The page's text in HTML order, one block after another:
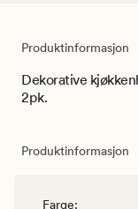
Produktinformasjon
Dekorative
2pk.
Produktinformasjon
Farge: